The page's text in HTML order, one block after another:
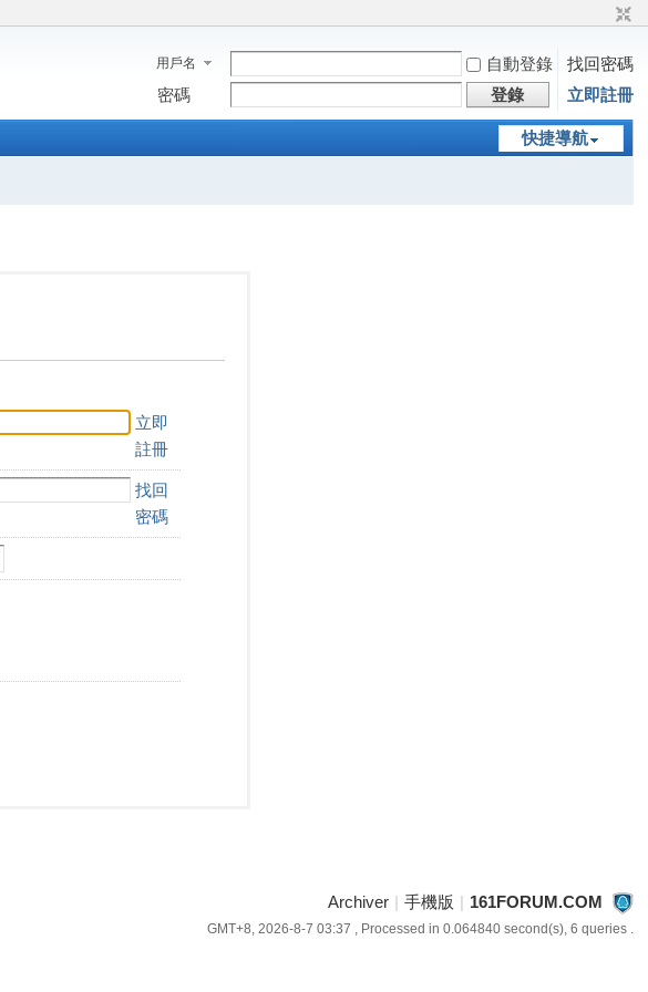
用戶名 自動登錄
找回密碼
密碼
登錄 立即註冊
快捷導航
立即
註冊
找回
密碼
Archiver | 手機版 | 161FORUM.COM
GMT+8, 2026-8-7 03:37 , Processed in 0.064840 second(s), 6 queries .